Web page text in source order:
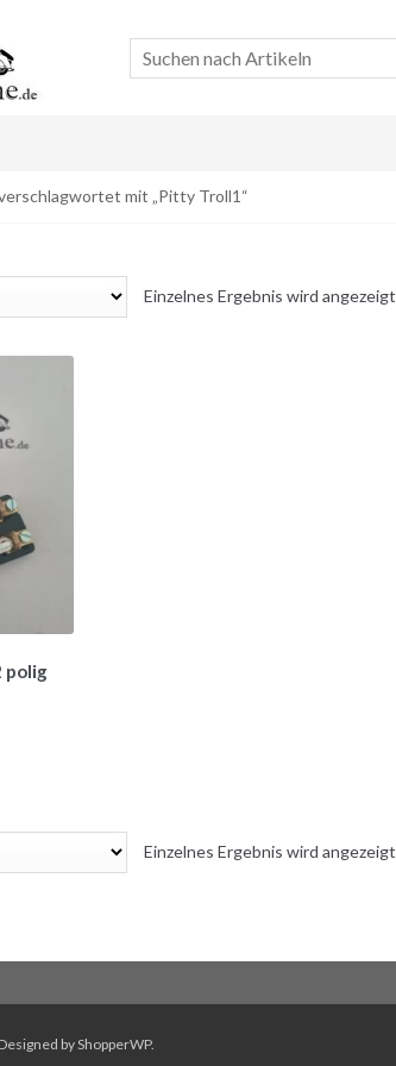
mit „Pitty Troll1“
Einzelnes Ergebnis wird angezeigt
polig
Einzelnes Ergebnis wird angezeigt
byShopperWP.